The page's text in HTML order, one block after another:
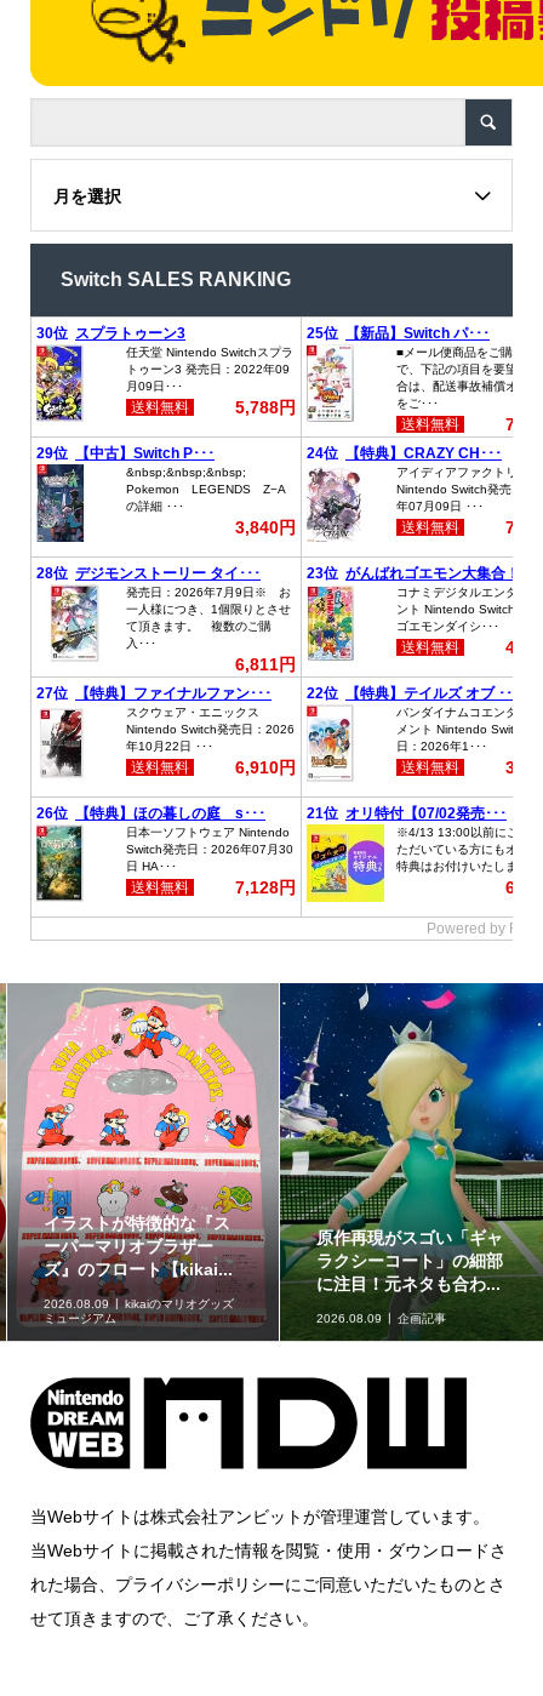
月を選択
Switch SALES RANKING
イラストが特徴的な『ス
ーパーマリオブラザー
ズ』のフロート【kikai...
2026.08.09
kikaiのマリオグッズ
ミュージアム
原作再現がスゴい「ギャ
ラクシーコート」の細部
に注目！元ネタも合わ...
2026.08.09 企画記事
当Webサイトは株式会社アンビットが管理運営しています。
当Webサイトに掲載された情報を閲覧・使用・ダウンロードさ
れた場合、プライバシーポリシーにご同意いただいたものとさ
せて頂きますので、ご了承ください。